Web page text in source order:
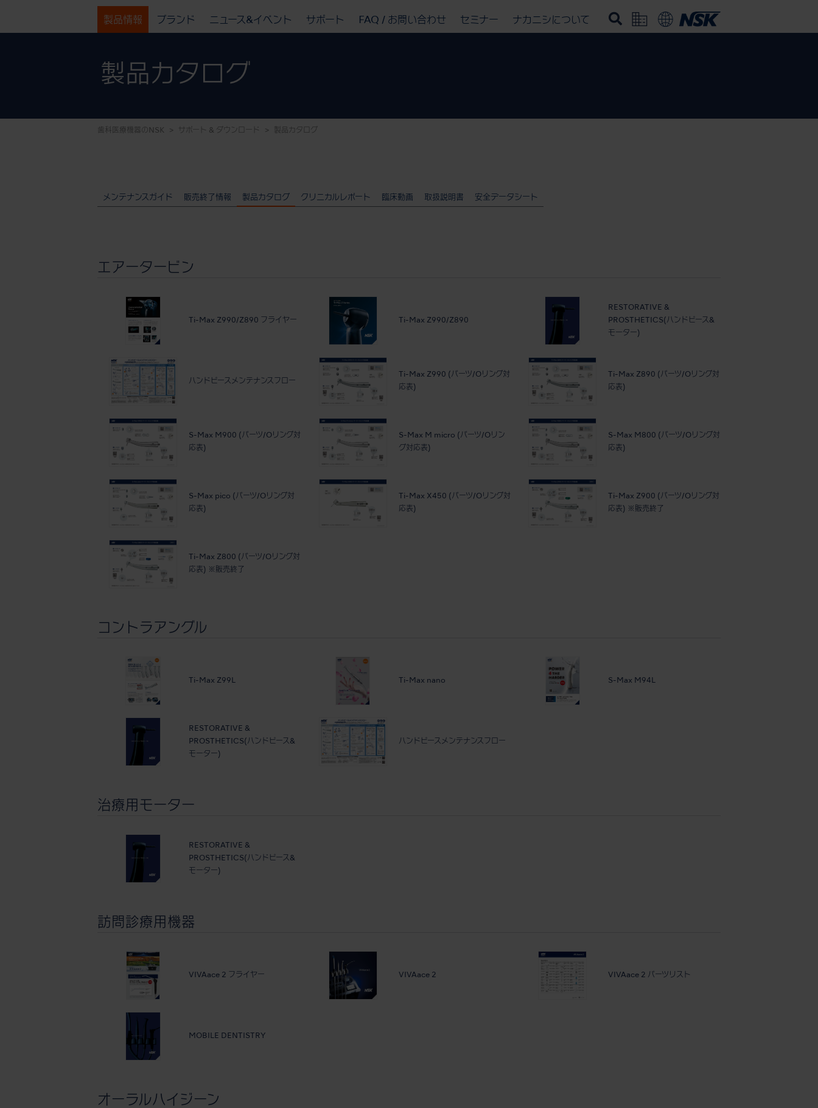
製品情報 ブランド ニュース&イベント サポート FAQ / お問い合わせ セミナー ナカニシについて
製品カタログ
歯科医療機器のNSK サポート & ダウンロード 製品カタログ
メンテナンスガイド 販売終了情報 製品カタログ クリニカルレポート 臨床動画 取扱説明書 安全データシート
エアータービン
Ti-Max Z990/Z890 フライヤー Ti-Max Z990/Z890
RESTORATIVE &
PROSTHETICS(ハンドピース&
モーター)
ハンドピースメンテナンスフロー
Ti-Max Z990 (パーツ/Oリング対
応表)
Ti-Max Z890 (パーツ/Oリング対
応表)
S-Max M900 (パーツ/Oリング対
応表)
S-Max M micro (パーツ/Oリン
グ対応表)
S-Max M800 (パーツ/Oリング対
応表)
S-Max pico (パーツ/Oリング対
応表)
Ti-Max X450 (パーツ/Oリング対
応表)
Ti-Max Z900 (パーツ/Oリング対
応表) ※販売終了
Ti-Max Z800 (パーツ/Oリング対
応表) ※販売終了
コントラアングル
Ti-Max Z99L Ti-Max nano S-Max M94L
RESTORATIVE &
PROSTHETICS(ハンドピース&
モーター)
ハンドピースメンテナンスフロー
治療用モーター
RESTORATIVE &
PROSTHETICS(ハンドピース&
モーター)
訪問診療用機器
VIVAace 2 フライヤー VIVAace 2 VIVAace 2 パーツリスト
MOBILE DENTISTRY
オーラルハイジーン